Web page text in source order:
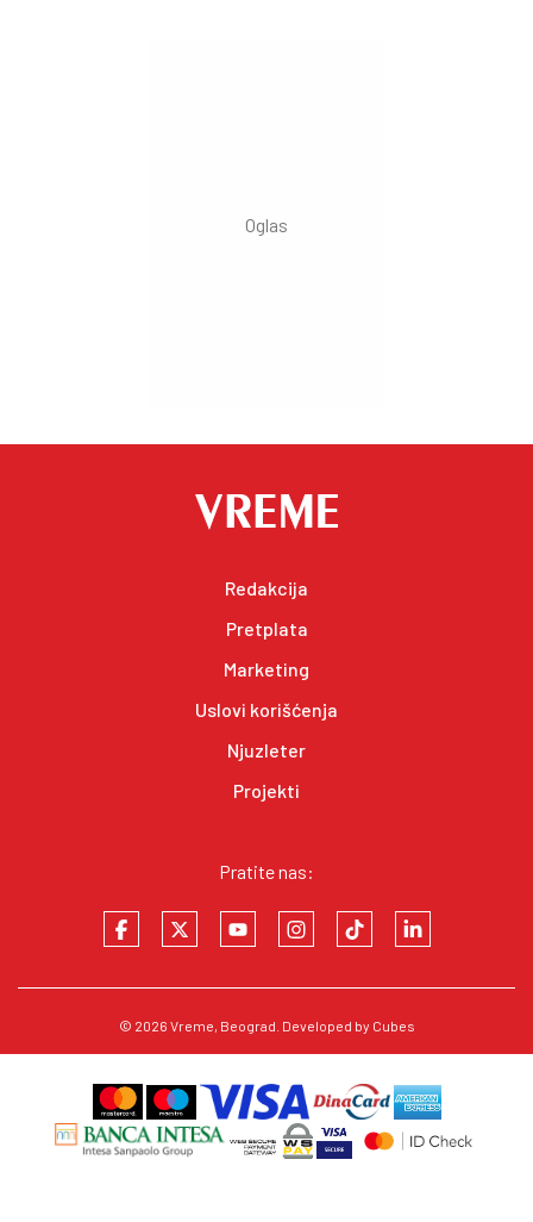
Redakcija
Pretplata
Marketing
Uslovi korišćenja
Njuzleter
Projekti
Pratite nas:
© 2026 Vreme, Beograd. Developed by Cubes